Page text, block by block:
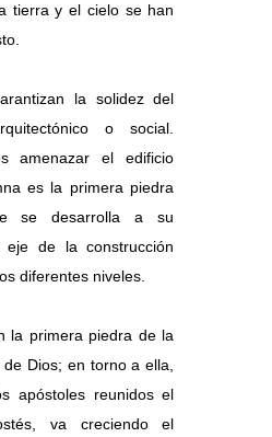
tierra y el cielo se han
la solidez del
o social.
amenazar el edificio
es la primera piedra
se desarrolla a su
de la construcción
diferentes niveles.
la primera piedra de la
Dios; en torno a ella,
apóstoles reunidos el
va creciendo el